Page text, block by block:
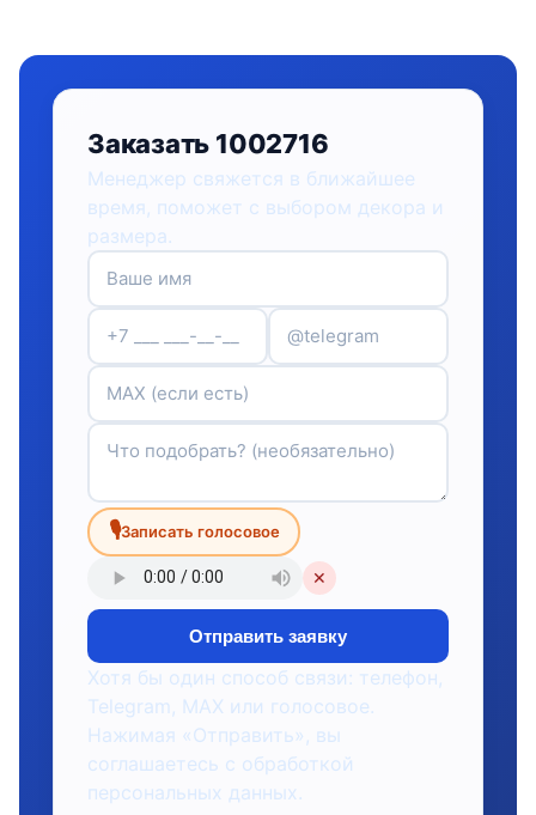
Заказать 1002716
Менеджер свяжется в ближайшее
время, поможет с выбором декора и
размера.
🎙Записать голосовое
✕
Отправить заявку
Хотя бы один способ связи: телефон,
Telegram, MAX или голосовое.
Нажимая «Отправить», вы
соглашаетесь с обработкой
персональных данных.